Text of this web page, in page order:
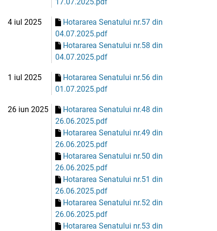
4 iul 2025
Hotararea Senatului nr.57 din
04.07.2025.pdf
Hotararea Senatului nr.58 din
04.07.2025.pdf
1 iul 2025
Hotararea Senatului nr.56 din
01.07.2025.pdf
26 iun 2025
Hotararea Senatului nr.48 din
26.06.2025.pdf
Hotararea Senatului nr.49 din
26.06.2025.pdf
Hotararea Senatului nr.50 din
26.06.2025.pdf
Hotararea Senatului nr.51 din
26.06.2025.pdf
Hotararea Senatului nr.52 din
26.06.2025.pdf
Hotararea Senatului nr.53 din